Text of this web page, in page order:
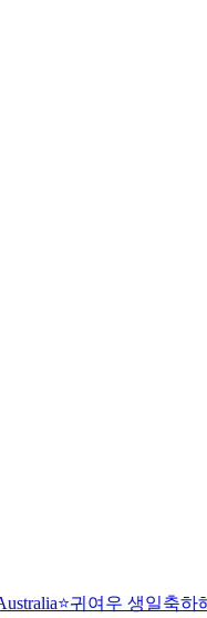
귀여우 생일축하